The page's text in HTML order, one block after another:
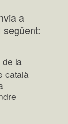
a
següent:
de la
català